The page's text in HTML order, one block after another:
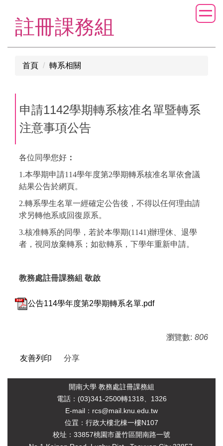
註冊課務組
首頁 轉系相關
申請1142學期轉系核准名單暨轉系
注意事項公告
各位同學您好 ：
1.本學期申請114學年度第2學期轉系核准名單依會議
結果公告於網頁。
2.轉系學生名單一經確定公告後，不得以任何理由請
求另轉他系或回復原系。
3.核准轉系的同學，若於本學期(1141)辦理休、退學
者，視同放棄轉系；如欲轉系，下學年重新申請。
教務處註冊課務組 敬啟
公告114學年度第2學期轉系名單.pdf
瀏覽數: 806
友善列印 分享
開南大學 教務處註冊課務組
電話：(03)341-2500轉1318、1326
E-mail：rcs@mail.knu.edu.tw
位罝：行政大樓北棟一樓N107
校址：33857桃園市蘆竹區開南路一號